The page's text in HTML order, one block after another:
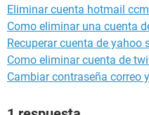
Eliminar cuenta hotmail ccm
Como eliminar una cuenta
Recuperar cuenta de
Como eliminar cuenta de
Cambiar contraseña correo